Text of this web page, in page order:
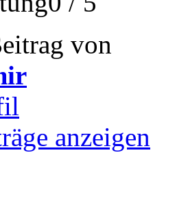
von
anzeigen